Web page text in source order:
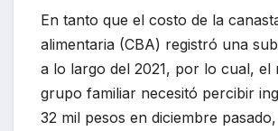
En tanto que el costo de la
alimentaria (CBA) registró una
a lo largo del 2021, por lo cual, el
grupo familiar necesitó percibir
32 mil pesos en diciembre